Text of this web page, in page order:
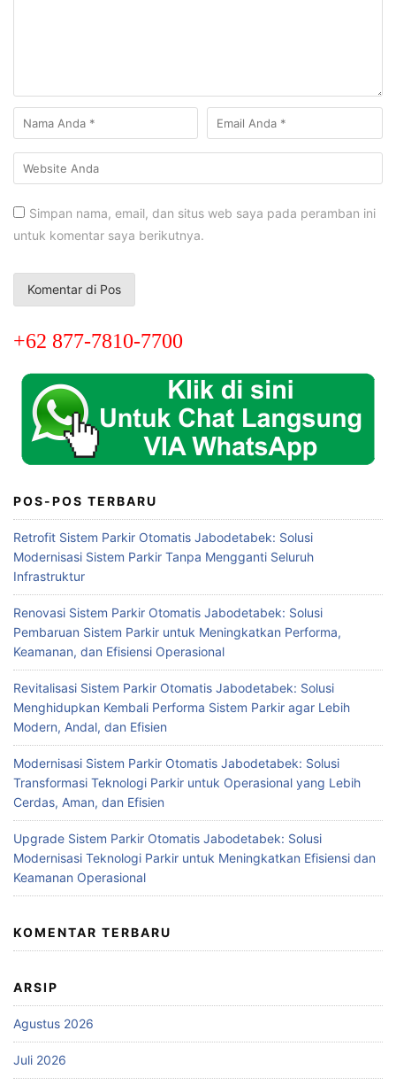
Simpan nama, email, dan situs web saya pada peramban ini
untuk komentar saya berikutnya.
+62 877-7810-7700
POS-POS TERBARU
Retrofit Sistem Parkir Otomatis Jabodetabek: Solusi
Modernisasi Sistem Parkir Tanpa Mengganti Seluruh
Infrastruktur
Renovasi Sistem Parkir Otomatis Jabodetabek: Solusi
Pembaruan Sistem Parkir untuk Meningkatkan Performa,
Keamanan, dan Efisiensi Operasional
Revitalisasi Sistem Parkir Otomatis Jabodetabek: Solusi
Menghidupkan Kembali Performa Sistem Parkir agar Lebih
Modern, Andal, dan Efisien
Modernisasi Sistem Parkir Otomatis Jabodetabek: Solusi
Transformasi Teknologi Parkir untuk Operasional yang Lebih
Cerdas, Aman, dan Efisien
Upgrade Sistem Parkir Otomatis Jabodetabek: Solusi
Modernisasi Teknologi Parkir untuk Meningkatkan Efisiensi dan
Keamanan Operasional
KOMENTAR TERBARU
ARSIP
Agustus 2026
Juli 2026